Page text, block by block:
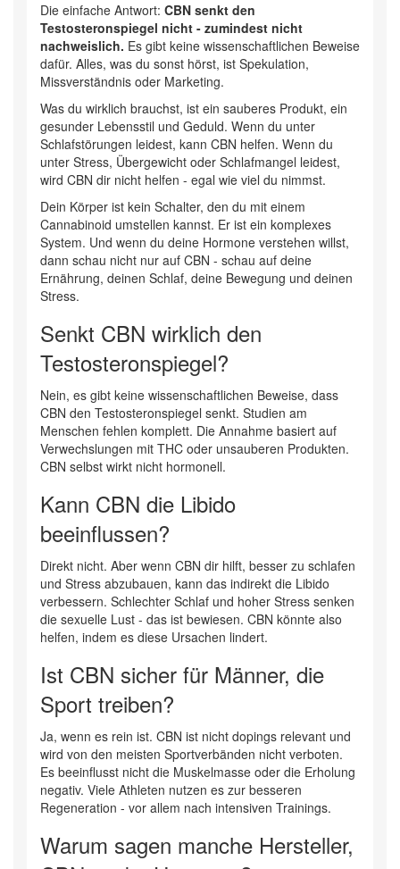
Die einfache Antwort: CBN senkt den
Testosteronspiegel nicht - zumindest nicht
nachweislich. Es gibt keine wissenschaftlichen Beweise
dafür. Alles, was du sonst hörst, ist Spekulation,
Missverständnis oder Marketing.
Was du wirklich brauchst, ist ein sauberes Produkt, ein
gesunder Lebensstil und Geduld. Wenn du unter
Schlafstörungen leidest, kann CBN helfen. Wenn du
unter Stress, Übergewicht oder Schlafmangel leidest,
wird CBN dir nicht helfen - egal wie viel du nimmst.
Dein Körper ist kein Schalter, den du mit einem
Cannabinoid umstellen kannst. Er ist ein komplexes
System. Und wenn du deine Hormone verstehen willst,
dann schau nicht nur auf CBN - schau auf deine
Ernährung, deinen Schlaf, deine Bewegung und deinen
Stress.
Senkt CBN wirklich den
Testosteronspiegel?
Nein, es gibt keine wissenschaftlichen Beweise, dass
CBN den Testosteronspiegel senkt. Studien am
Menschen fehlen komplett. Die Annahme basiert auf
Verwechslungen mit THC oder unsauberen Produkten.
CBN selbst wirkt nicht hormonell.
Kann CBN die Libido
beeinflussen?
Direkt nicht. Aber wenn CBN dir hilft, besser zu schlafen
und Stress abzubauen, kann das indirekt die Libido
verbessern. Schlechter Schlaf und hoher Stress senken
die sexuelle Lust - das ist bewiesen. CBN könnte also
helfen, indem es diese Ursachen lindert.
Ist CBN sicher für Männer, die
Sport treiben?
Ja, wenn es rein ist. CBN ist nicht dopings relevant und
wird von den meisten Sportverbänden nicht verboten.
Es beeinflusst nicht die Muskelmasse oder die Erholung
negativ. Viele Athleten nutzen es zur besseren
Regeneration - vor allem nach intensiven Trainings.
Warum sagen manche Hersteller,